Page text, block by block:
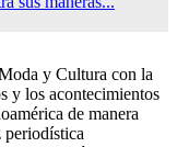
y Cultura con la
y los acontecimientos
de manera
periodística